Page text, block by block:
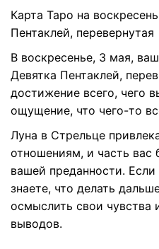
Карта Таро на
Пентаклей, перевернутая
В воскресенье, 3 мая,
Девятка Пентаклей,
достижение всего, чего
ощущение, что чего-то
Луна в Стрельце
отношениям, и часть вас
вашей преданности.
знаете, что делать
осмыслить свои чувства
выводов.